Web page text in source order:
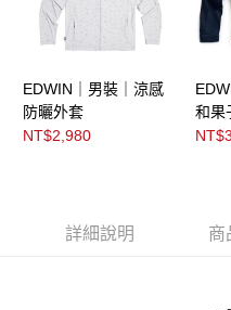
EDWIN｜男裝｜涼感
防曬外套
NT$2,980
和果
詳細說明 商